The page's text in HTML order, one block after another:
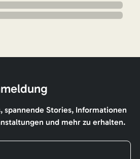
spannende Stories, Informationen
und mehr zu erhalten.